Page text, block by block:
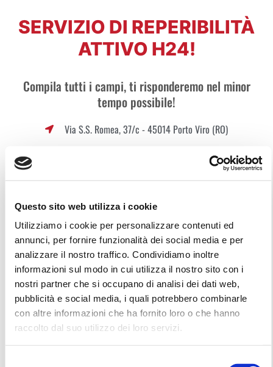
Questo sito web utilizza i cookie
Utilizziamo i cookie per personalizzare contenuti ed
annunci, per fornire funzionalità dei social media e per
analizzare il nostro traffico. Condividiamo inoltre
informazioni sul modo in cui utilizza il nostro sito con i
nostri partner che si occupano di analisi dei dati web,
pubblicità e social media, i quali potrebbero combinarle
con altre informazioni che ha fornito loro o che hanno
raccolto dal suo utilizzo dei loro servizi.
SERVIZIO DI REPERIBILITÀ
ATTIVO H24!
Compila tutti i campi, ti risponderemo nel minor
tempo possibile!
Via S.S. Romea, 37/c - 45014 Porto Viro (RO)
ORARI UFFICIO
Dal Lunedi al Venerdi – 9.00 | 12.30 – 14.30 | 18.30
Nome e Cognome